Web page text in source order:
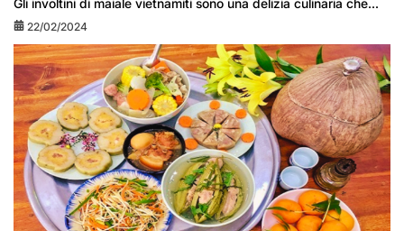
Gli involtini di maiale vietnamiti sono una delizia culinaria che...
22/02/2024